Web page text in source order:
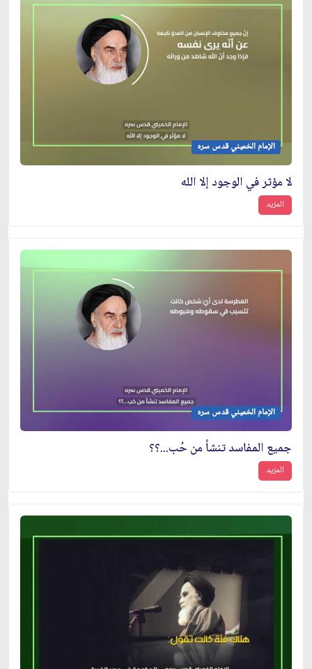
الإمام الخميني قدس سره
لا مؤثر في الوجود إلا الله
المزيد
الإمام الخميني قدس سره
جميع المفاسد تنشأ من حُب...؟؟
المزيد